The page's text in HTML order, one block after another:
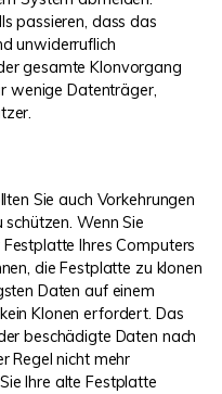
passieren, dass das
unwiderruflich
gesamte Klonvorgang
wenige Datenträger,
Sie auch Vorkehrungen
Wenn Sie
Ihres Computers
die Festplatte zu klonen
Daten auf einem
Klonen erfordert. Das
beschädigte Daten nach
Regel nicht mehr
Ihre alte Festplatte